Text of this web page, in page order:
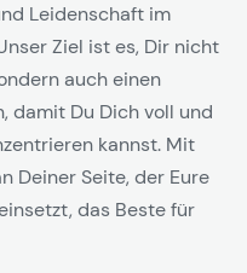
Leidenschaft im
Ziel ist es, Dir nicht
auch einen
damit Du Dich voll und
kannst. Mit
Deiner Seite, der Eure
das Beste für